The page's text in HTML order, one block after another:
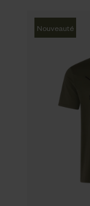
Nouveauté